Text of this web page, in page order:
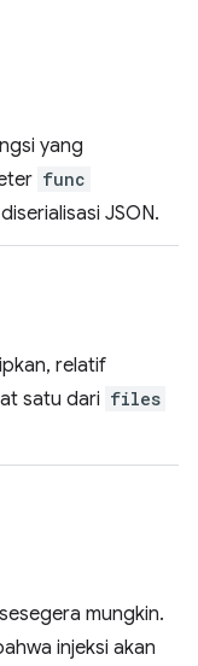
yang
func
JSON.
relatif
satu dari files
mungkin.
injeksi akan